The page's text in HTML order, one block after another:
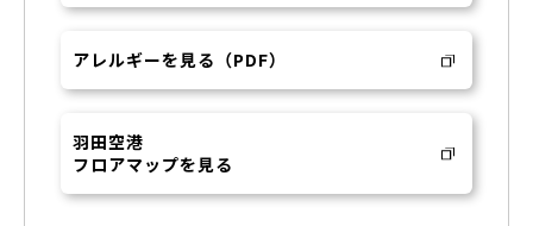
アレルギーを見る（PDF）
羽田空港
フロアマップを見る